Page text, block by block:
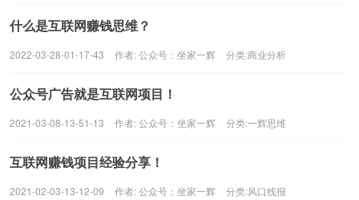
什么是互联网赚钱思维？
2022-03-28-01-17-43 作者:公众号：坐家一辉 分类:商业分析
公众号广告就是互联网项目！
2021-03-08-13-51-13 作者:公众号：坐家一辉 分类:一辉思维
互联网赚钱项目经验分享！
2021-02-03-13-12-09 作者:公众号：坐家一辉 分类:风口线报